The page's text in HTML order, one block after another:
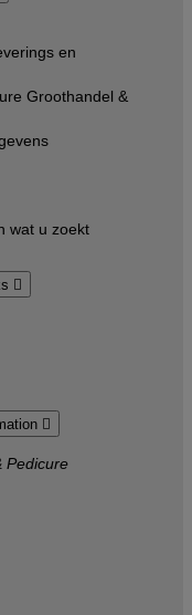
en
Groothandel &
wat u zoekt


Pedicure